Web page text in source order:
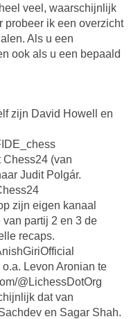
veel, waarschijnlijk
probeer ik een overzicht
Als u een
ook als u een bepaald
zijn David Howell en
Chess24 (van
Judit Polgár.
zijn eigen kanaal
partij 2 en 3 de
recaps.
Levon Aronian te
@LichessDotOrg
dat van
en Sagar Shah.